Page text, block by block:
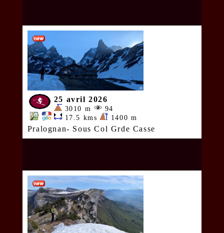
25 avril 2026
3010 m
94
17.5 kms
1400 m
Pralognan- Sous Col Grde Casse